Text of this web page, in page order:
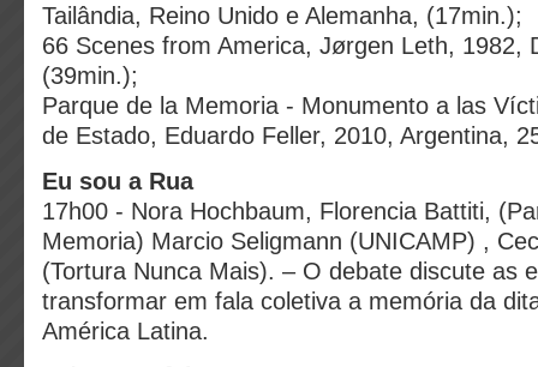
Tailândia, Reino Unido e Alemanha, (17min.);
66 Scenes from America, Jørgen Leth, 1982,
(39min.);
Parque de la Memoria - Monumento a las
de Estado, Eduardo Feller, 2010, Argentina,
Eu sou a Rua
17h00 - Nora Hochbaum, Florencia Battiti,
Memoria) Marcio Seligmann (UNICAMP) ,
(Tortura Nunca Mais). – O debate discute as
transformar em fala coletiva a memória da
América Latina.